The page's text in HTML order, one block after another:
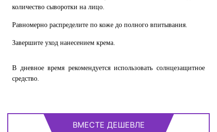
количество сыворотки на лицо.
Равномерно распределите по коже до полного впитывания.
Завершите уход нанесением крема.
В дневное время рекомендуется использовать солнцезащитное
средство.
ВМЕСТЕ ДЕШЕВЛЕ